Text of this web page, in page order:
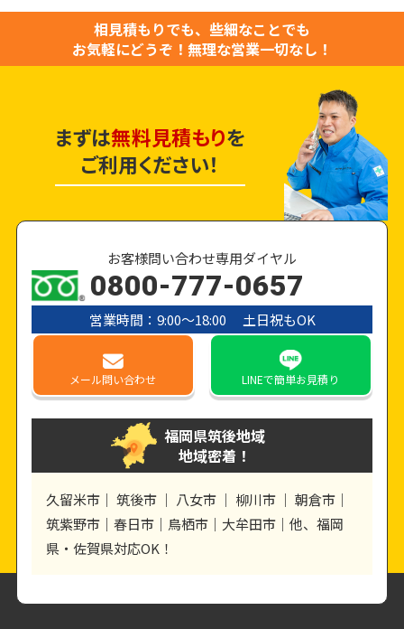
相見積もりでも、些細なことでも
お気軽にどうぞ！ 無理な営業一切なし！
まずは無料見積もりを
ご利用ください！
お客様問い合わせ専用ダイヤル
0800-777-0657
営業時間：9:00〜18:00 土日祝もOK
メール問い合わせ LINEで簡単お見積り
福岡県筑後地域
地域密着！
久留米市｜ 筑後市 ｜ 八女市 ｜ 柳川市 ｜ 朝倉市｜
筑紫野市｜春日市｜鳥栖市｜大牟田市｜他、福岡
県・佐賀県対応OK！